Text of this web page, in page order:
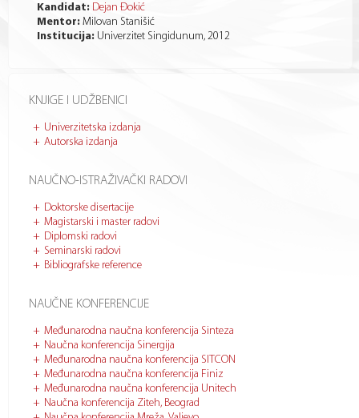
KNJIGE I UDŽBENICI
Univerzitetska izdanja
Autorska izdanja
NAUČNO-ISTRAŽIVAČKI RADOVI
Doktorske disertacije
Magistarski i master radovi
Diplomski radovi
Seminarski radovi
Bibliografske reference
NAUČNE KONFERENCIJE
Međunarodna naučna konferencija Sinteza
Naučna konferencija Sinergija
Međunarodna naučna konferencija SITCON
Međunarodna naučna konferencija Finiz
Međunarodna naučna konferencija Unitech
Naučna konferencija Ziteh, Beograd
Kandidat: Dejan Đokić
Mentor: Milovan Stanišić
Institucija: Univerzitet Singidunum, 2012